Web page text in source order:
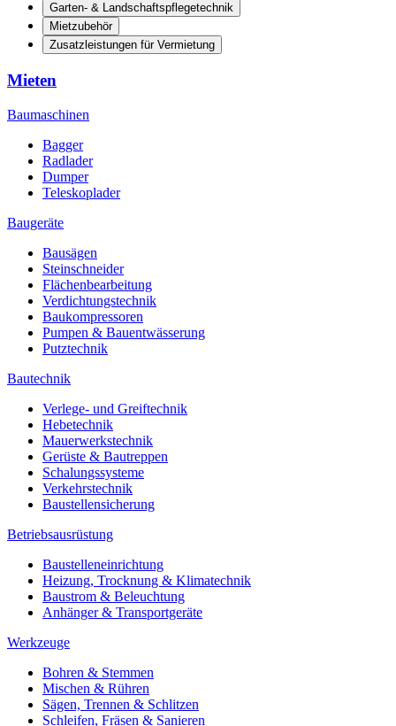
Garten- & Landschaftspflegetechnik
Mietzubehör
Zusatzleistungen für Vermietung
Mieten
Baumaschinen
Bagger
Radlader
Dumper
Teleskoplader
Baugeräte
Bausägen
Steinschneider
Flächenbearbeitung
Verdichtungstechnik
Baukompressoren
Pumpen & Bauentwässerung
Putztechnik
Bautechnik
Verlege- und Greiftechnik
Hebetechnik
Mauerwerkstechnik
Gerüste & Bautreppen
Schalungssysteme
Verkehrstechnik
Baustellensicherung
Betriebsausrüstung
Baustelleneinrichtung
Heizung, Trocknung & Klimatechnik
Baustrom & Beleuchtung
Anhänger & Transportgeräte
Werkzeuge
Bohren & Stemmen
Mischen & Rühren
Sägen, Trennen & Schlitzen
Schleifen, Fräsen & Sanieren